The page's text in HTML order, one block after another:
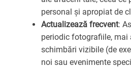
personal și apropiat de
Actualizează frecvent:
periodic fotografiile, mai
schimbări vizibile (de
noi sau evenimente